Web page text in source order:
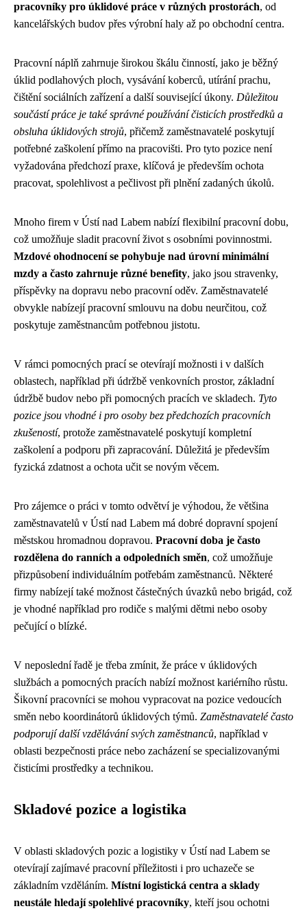
pracovníky pro úklidové práce v různých prostorách, od
kancelářských budov přes výrobní haly až po obchodní centra.
Pracovní náplň zahrnuje širokou škálu činností, jako je běžný
úklid podlahových ploch, vysávání koberců, utírání prachu,
čištění sociálních zařízení a další související úkony. Důležitou
součástí práce je také správné používání čisticích prostředků a
obsluha úklidových strojů, přičemž zaměstnavatelé poskytují
potřebné zaškolení přímo na pracovišti. Pro tyto pozice není
vyžadována předchozí praxe, klíčová je především ochota
pracovat, spolehlivost a pečlivost při plnění zadaných úkolů.
Mnoho firem v Ústí nad Labem nabízí flexibilní pracovní dobu,
což umožňuje sladit pracovní život s osobními povinnostmi.
Mzdové ohodnocení se pohybuje nad úrovní minimální
mzdy a často zahrnuje různé benefity, jako jsou stravenky,
příspěvky na dopravu nebo pracovní oděv. Zaměstnavatelé
obvykle nabízejí pracovní smlouvu na dobu neurčitou, což
poskytuje zaměstnancům potřebnou jistotu.
V rámci pomocných prací se otevírají možnosti i v dalších
oblastech, například při údržbě venkovních prostor, základní
údržbě budov nebo při pomocných pracích ve skladech. Tyto
pozice jsou vhodné i pro osoby bez předchozích pracovních
zkušeností, protože zaměstnavatelé poskytují kompletní
zaškolení a podporu při zapracování. Důležitá je především
fyzická zdatnost a ochota učit se novým věcem.
Pro zájemce o práci v tomto odvětví je výhodou, že většina
zaměstnavatelů v Ústí nad Labem má dobré dopravní spojení
městskou hromadnou dopravou. Pracovní doba je často
rozdělena do ranních a odpoledních směn, což umožňuje
přizpůsobení individuálním potřebám zaměstnanců. Některé
firmy nabízejí také možnost částečných úvazků nebo brigád, což
je vhodné například pro rodiče s malými dětmi nebo osoby
pečující o blízké.
V neposlední řadě je třeba zmínit, že práce v úklidových
službách a pomocných pracích nabízí možnost kariérního růstu.
Šikovní pracovníci se mohou vypracovat na pozice vedoucích
směn nebo koordinátorů úklidových týmů. Zaměstnavatelé často
podporují další vzdělávání svých zaměstnanců, například v
oblasti bezpečnosti práce nebo zacházení se specializovanými
čisticími prostředky a technikou.
Skladové pozice a logistika
V oblasti skladových pozic a logistiky v Ústí nad Labem se
otevírají zajímavé pracovní příležitosti i pro uchazeče se
základním vzděláním. Místní logistická centra a sklady
neustále hledají spolehlivé pracovníky, kteří jsou ochotni